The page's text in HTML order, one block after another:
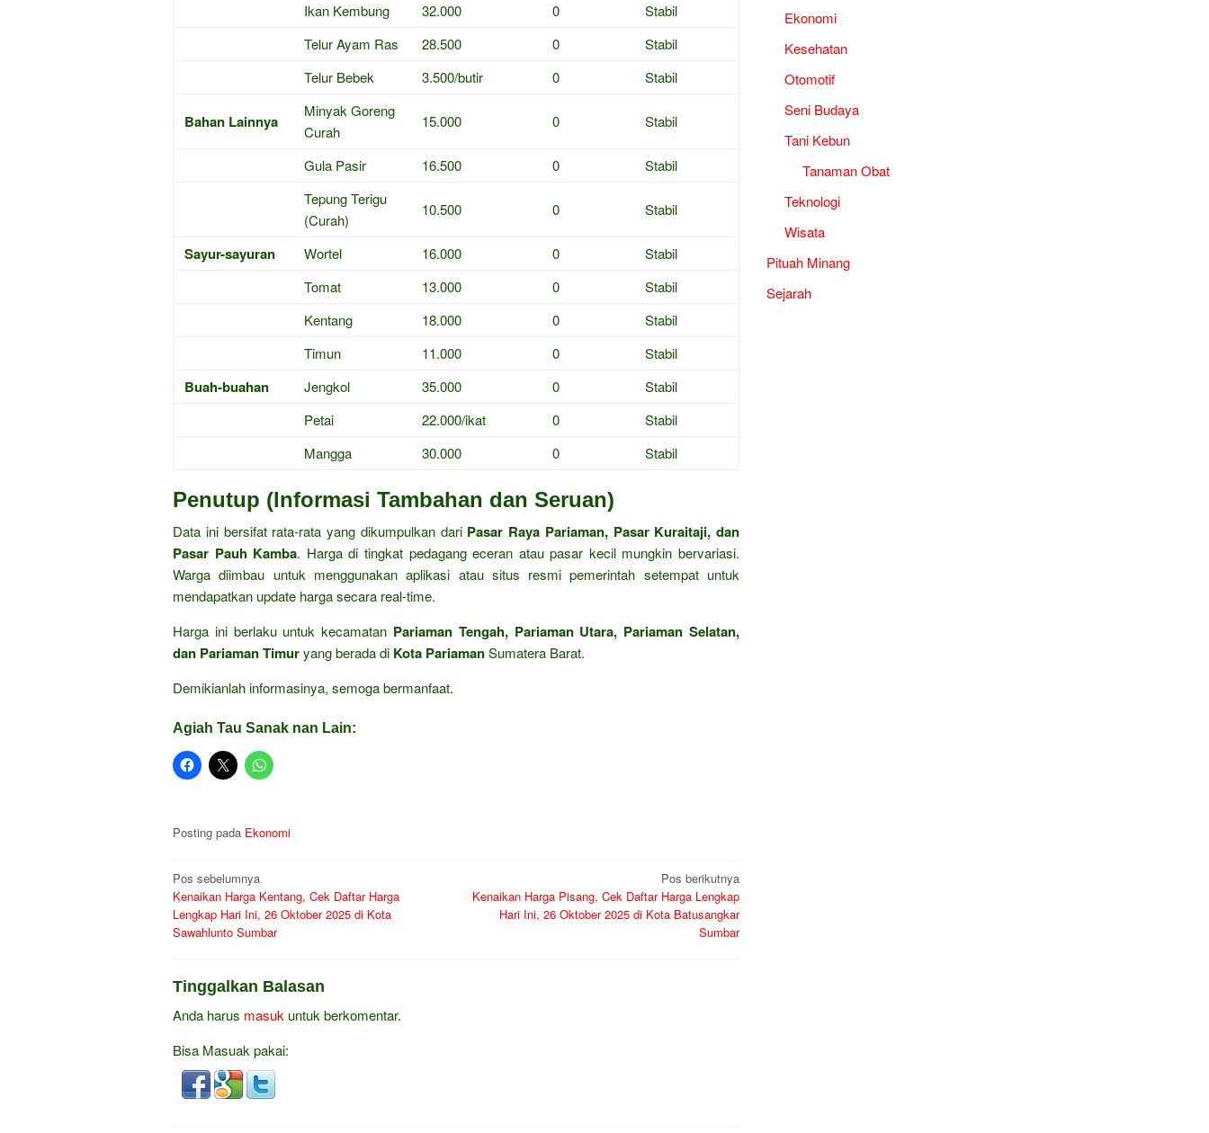
Ikan Kembung 32.000 0
Stabil
Telur Ayam Ras
28.500 0
Stabil
Telur Bebek
3.500/butir 0 Stabil
Bahan Lainnya
Minyak Goreng
Curah
15.000 0 Stabil
Gula Pasir 16.500 0
Stabil
Tepung Terigu
(Curah)
10.500 0 Stabil
Sayur-sayuran Wortel 16.000 0
Stabil
Tomat
13.000 0
Stabil
Kentang
18.000 0
Stabil
Timun
11.000 0 Stabil
Buah-buahan Jengkol 35.000 0
Stabil
Petai
22.000/ikat 0
Stabil
Mangga
30.000 0 Stabil
Penutup (Informasi Tambahan dan Seruan)
Data ini bersifat rata-rata yang dikumpulkan dari Pasar Raya Pariaman, Pasar Kuraitaji, dan
Pasar Pauh Kamba. Harga di tingkat pedagang eceran atau pasar kecil mungkin bervariasi.
Warga diimbau untuk menggunakan aplikasi atau situs resmi pemerintah setempat untuk
mendapatkan update harga secara real-time.
Harga ini berlaku untuk kecamatan Pariaman Tengah, Pariaman Utara, Pariaman Selatan,
dan Pariaman Timuryang berada di Kota PariamanSumatera Barat.
Demikianlah informasinya, semoga bermanfaat.
Agiah Tau Sanak nan Lain:
Posting pada Ekonomi
Navigasi
pos
Pos sebelumnya
Kenaikan Harga Kentang, Cek Daftar Harga
Lengkap Hari Ini, 26 Oktober 2025 di Kota
Sawahlunto Sumbar
Pos berikutnya
Kenaikan Harga Pisang, Cek Daftar Harga Lengkap
Hari Ini, 26 Oktober 2025 di Kota Batusangkar
Sumbar
Tinggalkan Balasan
Anda harus masuk untuk berkomentar.
Bisa Masuak pakai:
Ekonomi
Kesehatan
Otomotif
Seni Budaya
Tani Kebun
Tanaman Obat
Teknologi
Wisata
Pituah Minang
Sejarah